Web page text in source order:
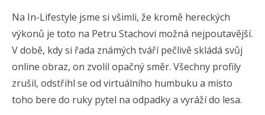
Na In-Lifestyle jsme si všimli, že kromě hereckých
výkonů je toto na Petru Stachovi možná nejpoutavější.
V době, kdy si řada známých tváří pečlivě skládá svůj
online obraz, on zvolil opačný směr. Všechny profily
zrušil, odstřihl se od virtuálního humbuku a místo
toho bere do ruky pytel na odpadky a vyráží do lesa.